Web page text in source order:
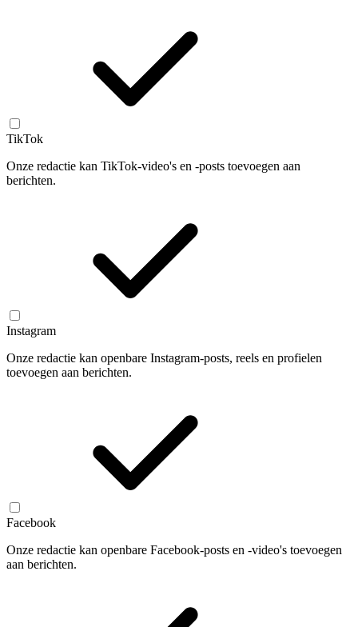
TikTok
Onze redactie kan TikTok-video's en -posts toevoegen aan
berichten.
Instagram
Onze redactie kan openbare Instagram-posts, reels en profielen
toevoegen aan berichten.
Facebook
Onze redactie kan openbare Facebook-posts en -video's toevoegen
aan berichten.